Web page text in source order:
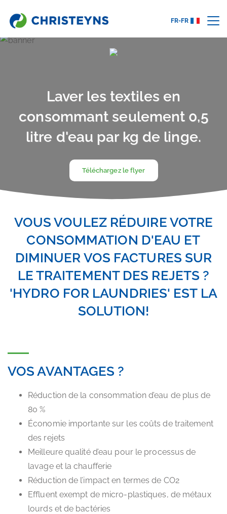
FR-FR
Laver les textiles en
consommant seulement 0,5
litre d'eau par kg de linge.
Téléchargez le flyer
VOUS VOULEZ RÉDUIRE VOTRE
CONSOMMATION D'EAU ET
DIMINUER VOS FACTURES SUR
LE TRAITEMENT DES REJETS ?
'HYDRO FOR LAUNDRIES' EST LA
SOLUTION!
VOS AVANTAGES ?
Réduction de la consommation d’eau de plus de
80 %
Économie importante sur les coûts de traitement
des rejets
Meilleure qualité d’eau pour le processus de
lavage et la chaufferie
Réduction de l’impact en termes de CO2
Effluent exempt de micro-plastiques, de métaux
lourds et de bactéries